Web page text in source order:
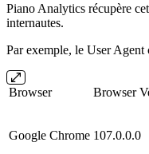
Piano Analytics récupère
internautes.
Par exemple, le User Agent
Browser Browser
Google Chrome 107.0.0.0